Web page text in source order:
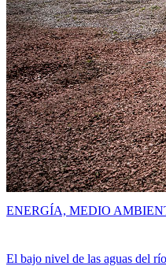
El bajo nivel de las aguas del
ENERGÍA, MEDIO